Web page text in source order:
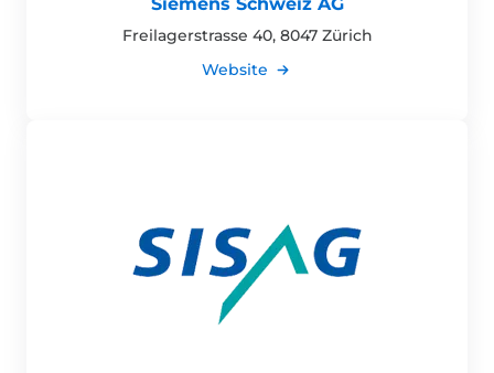
Freilagerstrasse 40, 8047 Zürich
Website